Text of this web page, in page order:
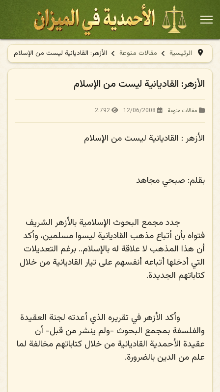
الرئيسية مقالات منوعة الأزهر: القاديانية ليست من الإسلام
الأزهر: القاديانية ليست من الإسلام
مقالات منوعة 12/06/2008
2.792
الأزهر : القاديانية ليست من الإسلام
بقلم: صبحي مجاهد
جدد مجمع البحوث الإسلامية بالأزهر الشريف
فتواه بأن أتباع مذهب القاديانية ليسوا مسلمين، وأكد
أن هذا المذهب لا علاقة له بالإسلام.. برغم التعديلات
التي أدخلها أتباعه أنفسهم على تيار القاديانية من خلال
كتاباتهم الجديدة.
وأكد الأزهر في تقريره الذي أعدته لجنة العقيدة
والفلسفة بمجمع البحوث -ولم ينشر من قبل- أن
عقيدة الأحمدية القاديانية من خلال كتاباتهم مخالفة لما
علم من الدين بالضرورة.